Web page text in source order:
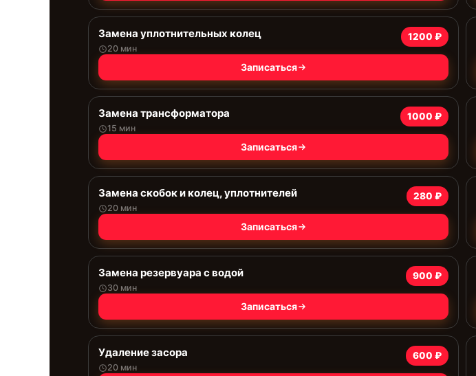
Замена уплотнительных колец
20 мин
1200 ₽
Записаться
Замена трансформатора
15 мин
1000 ₽
Записаться
Замена скобок и колец, уплотнителей
20 мин
280 ₽
Записаться
Замена резервуара с водой
30 мин
900 ₽
Записаться
Удаление засора
20 мин
600 ₽